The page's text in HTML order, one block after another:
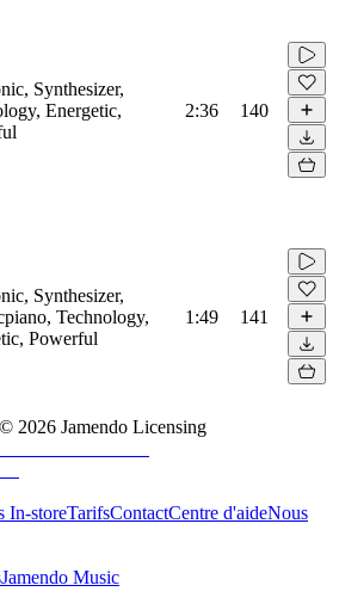
Synthesizer,
Energetic,
2:36 140
Synthesizer,
Technology,
Powerful
1:49 141
© 2026 Jamendo Licensing
In-storeTarifsContactCentre d'aideNous
Jamendo Music